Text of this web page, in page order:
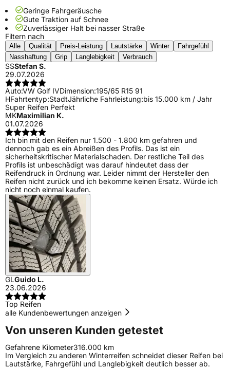
Geringe Fahrgeräusche
Gute Traktion auf Schnee
Zuverlässiger Halt bei nasser Straße
Filtern nach
Alle Qualität Preis-Leistung Lautstärke Winter
Fahrgefühl
Nasshaftung
Grip Langlebigkeit Verbrauch
SSStefan S.
29.07.2026
Auto:VW Golf IVDimension:195/65 R15 91
HFahrtentyp:StadtJährliche Fahrleistung:bis 15.000 km / Jahr
Super Reifen Perfekt
MKMaximilian K.
01.07.2026
Ich bin mit den Reifen nur 1.500 - 1.800 km gefahren und
dennoch gab es ein Abreißen des Profils. Das ist ein
sicherheitskritischer Materialschaden. Der restliche Teil des
Profils ist unbeschädigt was darauf hindeutet dass der
Reifendruck in Ordnung war. Leider nimmt der Hersteller den
Reifen nicht zurück und ich bekomme keinen Ersatz. Würde ich
nicht noch einmal kaufen.
GLGuido L.
23.06.2026
Top Reifen
alle Kundenbewertungen anzeigen
Von unseren Kunden getestet
Gefahrene Kilometer316.000 km
Im Vergleich zu anderen Winterreifen schneidet dieser Reifen bei
Lautstärke, Fahrgefühl und Langlebigkeit deutlich besser ab.